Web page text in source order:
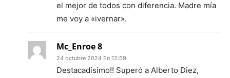
el mejor de todos con diferencia. Madre mía
me voy a «ivernar».
Mc_Enroe 8
24 octubre 2024 En 12:59
Destacadísimo!! Superó a Alberto Diez,